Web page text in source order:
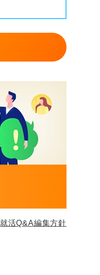
就活Q&A編集方針